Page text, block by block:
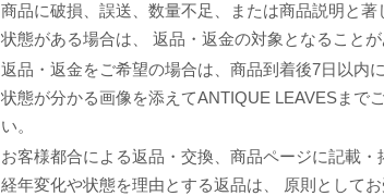
商品に破損、誤送、数量不足、または商品説明と著
状態がある場合は、 返品・返金の対象となることが
返品・返金をご希望の場合は、商品到着後7日以内
状態が分かる画像を添えてANTIQUE LEAVESまで
い。
お客様都合による返品・交換、商品ページに記載・
経年変化や状態を理由とする返品は、 原則として